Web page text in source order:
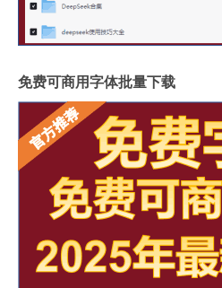
免费可商用字体批量下载